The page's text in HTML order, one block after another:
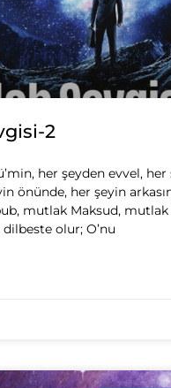
2
her şeyden evvel, her
önünde, her şeyin
mutlak Maksud, mutlak
dilbeste olur; O’nu